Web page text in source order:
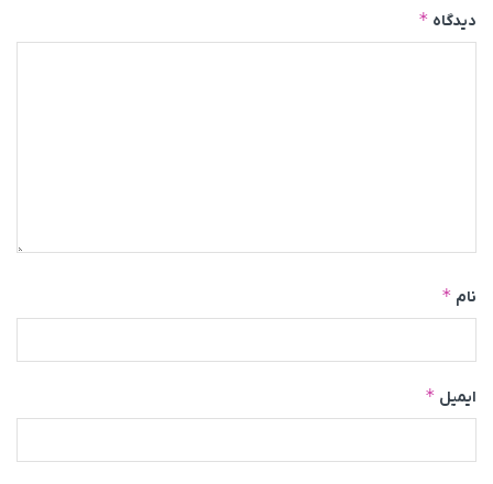
دیدگاه *
نام *
ایمیل *